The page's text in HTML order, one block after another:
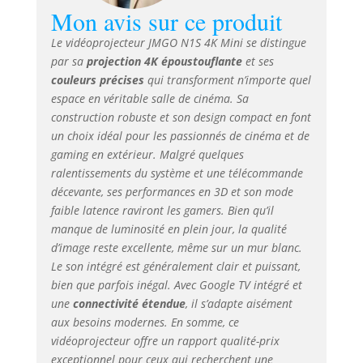
permet un réalisme
inégalé. L'Excellence
des Couleurs Triple
Laser : Le projecteur
JMGO N1S 4K
intègre la
technologie triple
laser MALC 2.0 RGB
pur pour une
colorimétrie
avancée. Sans roue
chromatique, il
élimine l’effet arc-
en-ciel, tandis que
la réduction du
speckle LSR affine la
clarté. Avec une
couverture BT.2020
de 110% et DCI-P3
de 151%, il offre des
couleurs précises et
Mon avis sur ce produit
Le vidéoprojecteur JMGO N1S 4K Mini se distingue
par sa projection 4K époustouflanteet ses
couleurs précises qui transforment n’importe quel
espace en véritable salle de cinéma. Sa
construction robuste et son design compact en font
un choix idéal pour les passionnés de cinéma et de
gaming en extérieur. Malgré quelques
ralentissements du système et une télécommande
décevante, ses performances en 3D et son mode
faible latence raviront les gamers. Bien qu’il
manque de luminosité en plein jour, la qualité
d’image reste excellente, même sur un mur blanc.
Le son intégré est généralement clair et puissant,
bien que parfois inégal. Avec Google TV intégré et
une connectivité étendue, il s’adapte aisément
aux besoins modernes. En somme, ce
vidéoprojecteur offre un rapport qualité-prix
exceptionnel pour ceux qui recherchent une